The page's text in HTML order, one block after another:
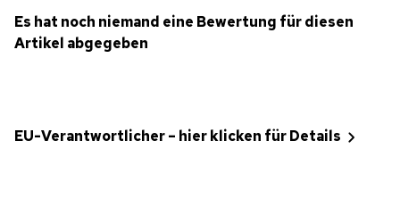
Es hat noch niemand eine Bewertung für diesen
Artikel abgegeben
EU-Verantwortlicher – hier klicken für Details